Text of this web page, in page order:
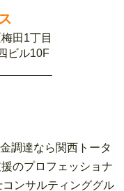
田1丁目
ビル10F
調達なら関西トータ
のプロフェッショナ
ンサルティンググル